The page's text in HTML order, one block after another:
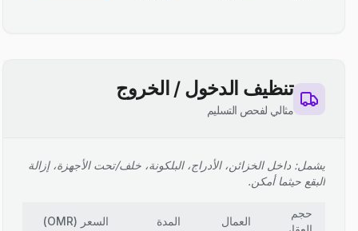
تنظيف الدخول / الخروج
مثالي لفحص التسليم
يشمل: داخل الخزائن، الأدراج، البلكونة، خلف/تحت الأجهزة، إزالة
البقع حيثما أمكن.
حجم
العمال المدة السعر (
OMR
)